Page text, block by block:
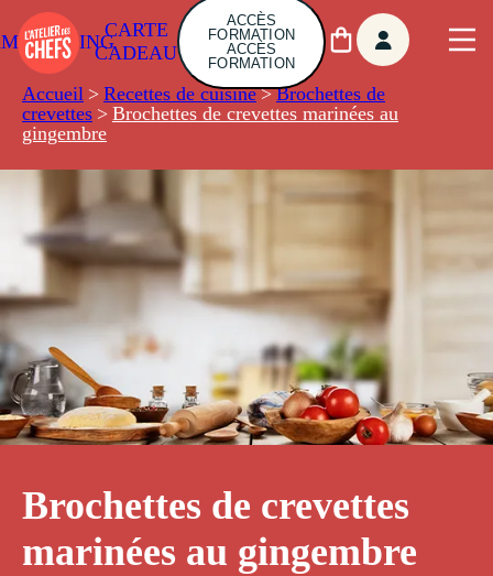
CARTE
CADEAU
ACCÈS
FORMATION
ACCÈS
FORMATION
Accueil > Recettes de cuisine > Brochettes de
crevettes > Brochettes de crevettes marinées au
gingembre
Brochettes de crevettes
marinées au gingembre